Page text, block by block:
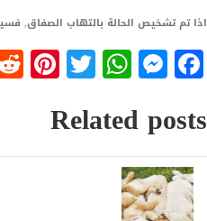
اذا تم تشخيص الحالة بالتهاب الصفاق,
Facebook
Messenger
Related posts